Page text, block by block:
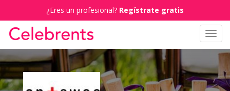
¿Eres un profesional? Regístrate gratis